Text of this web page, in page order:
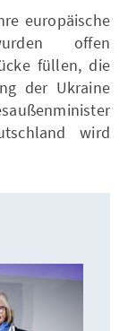
europäische
offen
füllen, die
der Ukraine
wird